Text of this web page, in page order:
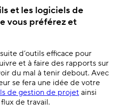
et les logiciels de
vous préférez et
d’outils efficace pour
et à faire des rapports sur
du mal à tenir debout. Avec
se fera une idée de votre
de gestion de projet ainsi
de travail.